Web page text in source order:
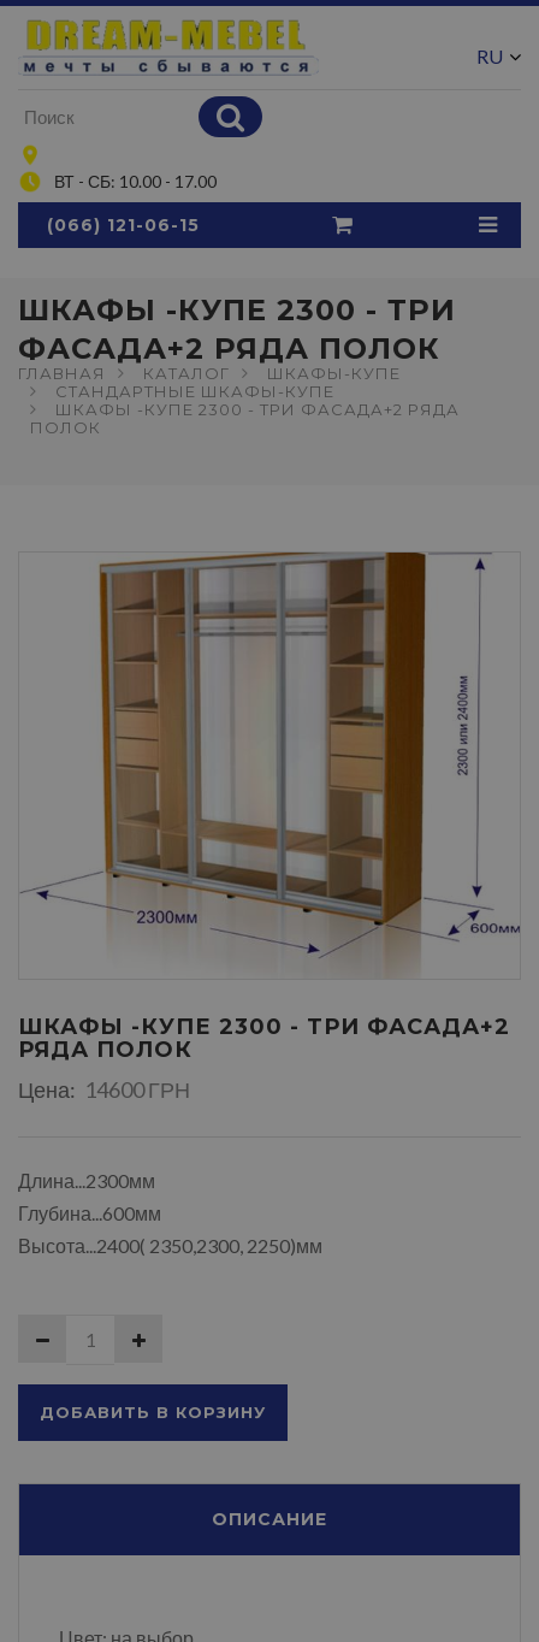
ВТ - СБ: 10.00 - 17.00
RU
(066) 121-06-15
ШКАФЫ -КУПЕ 2300 - ТРИ
ФАСАДА+2 РЯДА ПОЛОК
ГЛАВНАЯ КАТАЛОГ
ШКАФЫ-КУПЕ
СТАНДАРТНЫЕ ШКАФЫ-КУПЕ
ШКАФЫ -КУПЕ 2300 - ТРИ ФАСАДА+2 РЯДА
ПОЛОК
ШКАФЫ -КУПЕ 2300 - ТРИ ФАСАДА+2
РЯДА ПОЛОК
Цена: 14600 ГРН
Длина...2300мм
Глубина...600мм
Высота...2400( 2350,2300, 2250)мм
ДОБАВИТЬ В КОРЗИНУ
ОПИСАНИЕ
Цвет: на выбор.